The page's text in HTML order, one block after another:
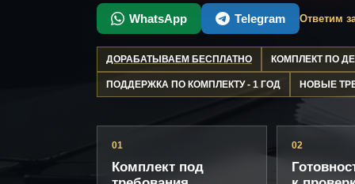
WhatsApp Telegram Ответим
ДОРАБАТЫВАЕМ БЕСПЛАТНО КОМПЛЕКТ ПО
ПОДДЕРЖКА ПО КОМПЛЕКТУ - 1 ГОД НОВЫЕ
01
Комплект под
02